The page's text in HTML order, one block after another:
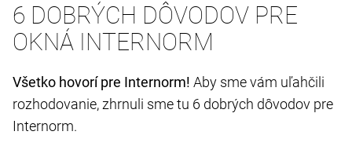
6 DOBRÝCH DÔVODOV PRE
OKNÁ INTERNORM
Všetko hovorí pre Internorm! Aby sme vám uľahčili
rozhodovanie, zhrnuli sme tu 6 dobrých dôvodov pre
Internorm.